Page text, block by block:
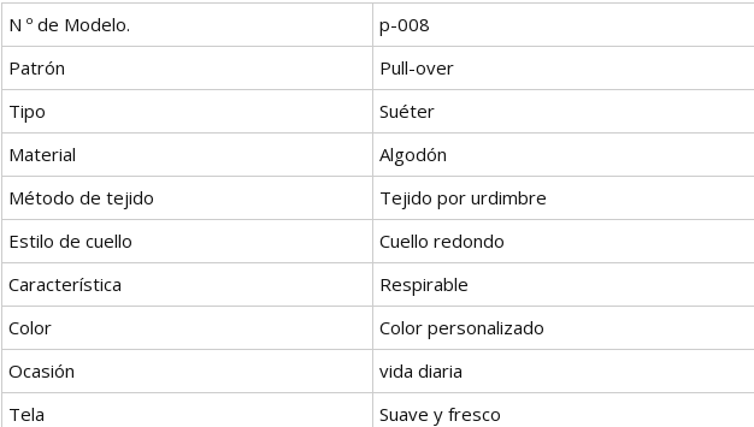
N º de Modelo.
p-008
Patrón
Pull-over
Tipo
Suéter
Material
Algodón
Método de tejido
Tejido por urdimbre
Estilo de cuello
Cuello redondo
Característica
Respirable
Color
Color personalizado
Ocasión
vida diaria
Tela
Suave y fresco